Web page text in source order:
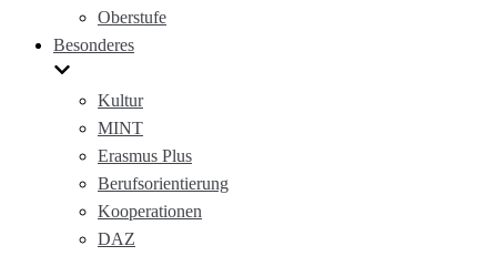
Oberstufe
Besonderes
Kultur
MINT
Erasmus Plus
Berufsorientierung
Kooperationen
DAZ